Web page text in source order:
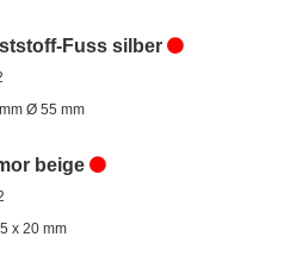
Fuss silber
Ø 55 mm
beige
x 20 mm